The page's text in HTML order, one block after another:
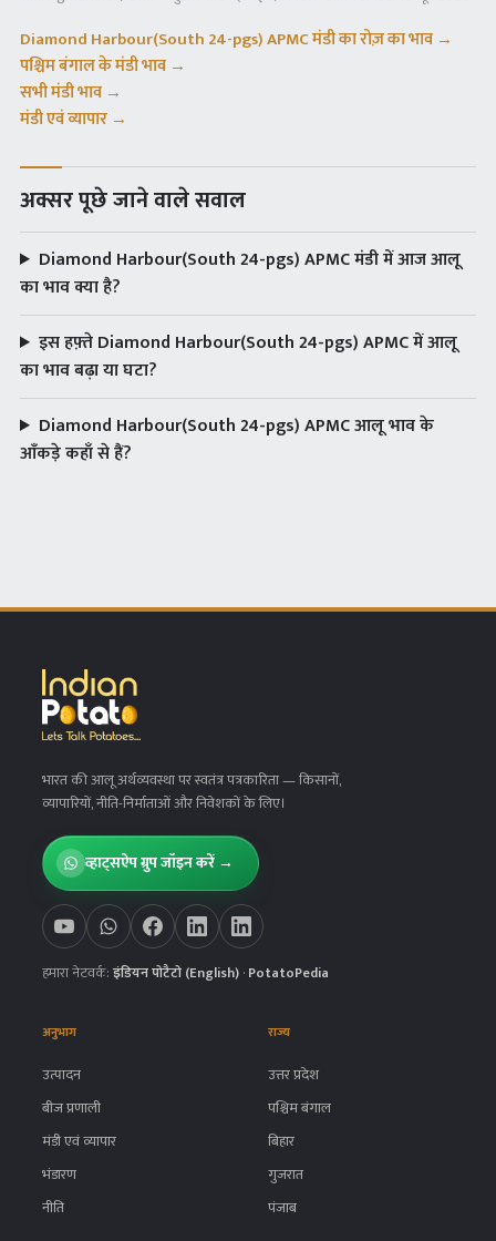
Diamond Harbour(South 24-pgs) APMCमंडी का रोज़ का भाव →
पश्चिम बंगालके मंडी भाव →
सभी मंडी भाव →
मंडी एवं व्यापार →
अक्सर पूछे जाने वाले सवाल
Diamond Harbour(South 24-pgs) APMC मंडी में आज आलू
का भाव क्या है?
इस हफ़्ते Diamond Harbour(South 24-pgs) APMC में आलू
का भाव बढ़ा या घटा?
Diamond Harbour(South 24-pgs) APMC आलू भाव के
आँकड़े कहाँ से हैं?
भारत की आलू अर्थव्यवस्था पर स्वतंत्र पत्रकारिता— किसानों,
व्यापारियों, नीति-निर्माताओं और निवेशकों के लिए।
व्हाट्सऐप ग्रुप जॉइन करें →
हमारा नेटवर्क:इंडियन पोटैटो (English)·PotatoPedia
अनुभाग
उत्पादन
बीज प्रणाली
मंडी एवं व्यापार
भंडारण
नीति
राज्य
उत्तर प्रदेश
पश्चिम बंगाल
बिहार
गुजरात
पंजाब